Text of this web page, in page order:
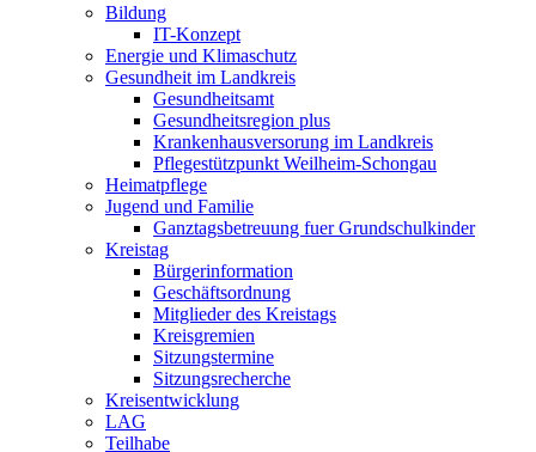
Bildung
IT-Konzept
Energie und Klimaschutz
Gesundheit im Landkreis
Gesundheitsamt
Gesundheitsregion plus
Krankenhausversorung im Landkreis
Pflegestützpunkt Weilheim-Schongau
Heimatpflege
Jugend und Familie
Ganztagsbetreuung fuer Grundschulkinder
Kreistag
Bürgerinformation
Geschäftsordnung
Mitglieder des Kreistags
Kreisgremien
Sitzungstermine
Sitzungsrecherche
Kreisentwicklung
LAG
Teilhabe